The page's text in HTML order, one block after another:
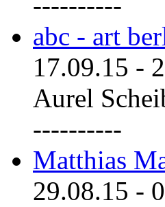
abc - art
17.09.15 -
Aurel
----------
Matthias
29.08.15 -